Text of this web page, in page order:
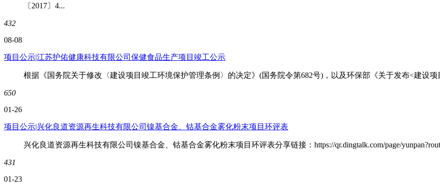
〔2017〕4...
432
08-08
项目公示|江苏护佑健康科技有限公司保健食品生产项目竣工公示
根据《国务院关于修改〈建设项目竣工环境保护管理条例〉的决定》(国务院令第682号)，以及环保部《关于发布<建设
650
01-26
项目公示|兴化良道资源再生科技有限公司镍基合金、钴基合金雾化粉末项目环评表
兴化良道资源再生科技有限公司镍基合金、钴基合金雾化粉末项目环评表分享链接：https://qr.dingtalk.com/page/
431
01-23